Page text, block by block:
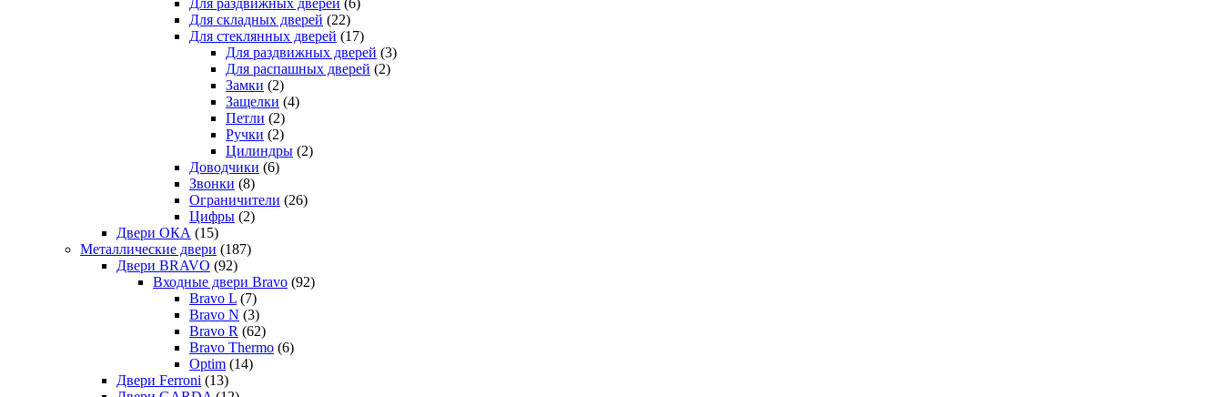
Для раздвижных дверей (6)
Для складных дверей (22)
Для стеклянных дверей (17)
Для раздвижных дверей (3)
Для распашных дверей (2)
Замки (2)
Защелки (4)
Петли (2)
Ручки (2)
Цилиндры (2)
Доводчики (6)
Звонки (8)
Ограничители (26)
Цифры (2)
Двери ОКА (15)
Металлические двери (187)
Двери BRAVO (92)
Входные двери Bravo (92)
Bravo L (7)
Bravo N (3)
Bravo R (62)
Bravo Thermo (6)
Optim (14)
Двери Ferroni (13)